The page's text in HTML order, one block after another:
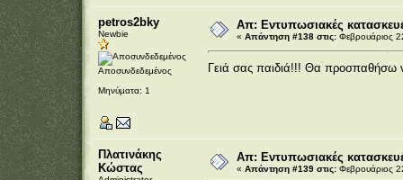
petros2bky
Newbie
Αποσυνδεδεμένος
Μηνύματα: 1
Απ: Εντυπωσιακές
« Απάντηση #138 στις:Φεβρουάριος
Γειά σας παιδιά!!! Θα
Πλατινάκης
Κώστας
Απ: Εντυπωσιακές
« Απάντηση #139 στις:Φεβρουάριος